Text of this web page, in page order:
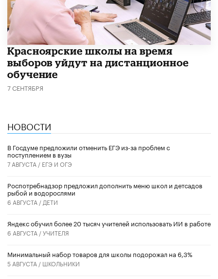
Красноярские школы на время
выборов уйдут на дистанционное
обучение
7 СЕНТЯБРЯ
НОВОСТИ
В Госдуме предложили отменить ЕГЭ из-за проблем с
поступлением в вузы
7 АВГУСТА / ЕГЭ И ОГЭ
Роспотребнадзор предложил дополнить меню школ и детсадов
рыбой и водорослями
6 АВГУСТА / ДЕТИ
​Яндекс обучил более 20 тысяч учителей использовать ИИ в работе
6 АВГУСТА /УЧИТЕЛЯ
Минимальный набор товаров для школы подорожал на 6,3%
5 АВГУСТА / ШКОЛЬНИКИ